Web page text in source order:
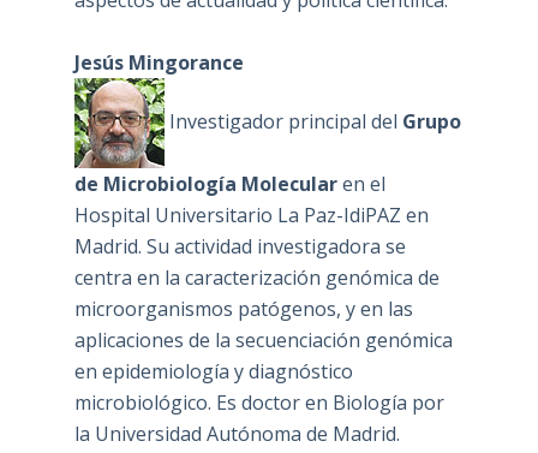
Jesús Mingorance
Investigador principal del Grupo
de Microbiología Molecularen el
Hospital Universitario La Paz-IdiPAZ en
Madrid. Su actividad investigadora se
centra en la caracterización genómica de
microorganismos patógenos, y en las
aplicaciones de la secuenciación genómica
en epidemiología y diagnóstico
microbiológico. Es doctor en Biología por
la Universidad Autónoma de Madrid.